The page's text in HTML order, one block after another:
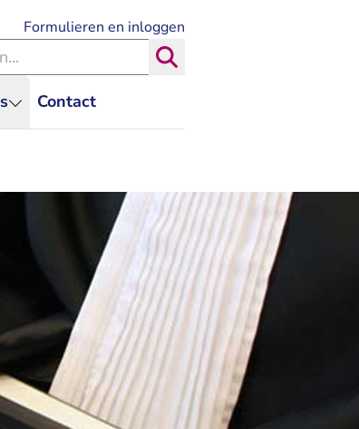
Contact
Formulieren en inloggen
de Rechtspraak